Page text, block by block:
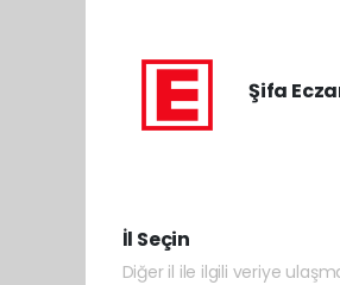
Şifa
İl Seçin
Diğer il ile ilgili veriye